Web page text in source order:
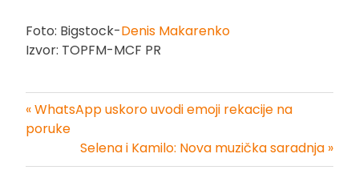
Foto: Bigstock-Denis Makarenko
Izvor: TOPFM-MCF PR
Kretanje
članka
« WhatsApp uskoro uvodi emoji rekacije na
poruke
Selena i Kamilo: Nova muzička saradnja »